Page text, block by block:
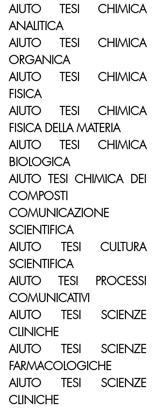
AIUTO TESI CHIMICA
ANALITICA
AIUTO TESI CHIMICA
ORGANICA
AIUTO TESI CHIMICA
FISICA
AIUTO TESI CHIMICA
FISICA DELLA MATERIA
AIUTO TESI CHIMICA
BIOLOGICA
AIUTO TESI CHIMICA DEI
COMPOSTI
COMUNICAZIONE
SCIENTIFICA
AIUTO TESI CULTURA
SCIENTIFICA
AIUTO TESI PROCESSI
COMUNICATIVI
AIUTO TESI SCIENZE
CLINICHE
AIUTO TESI SCIENZE
FARMACOLOGICHE
AIUTO TESI SCIENZE
CLINICHE